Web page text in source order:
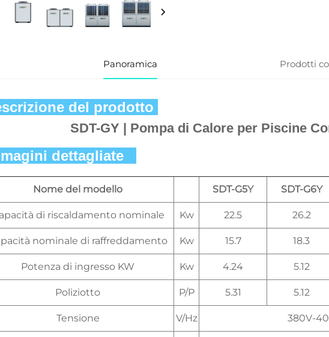
Panoramica Prodotti
del prodotto
SDT-GY | Pompa di Calore per Piscine
dettagliate
Nome del modello SDT-G5Y SDT-G6Y
di riscaldamento nominale Kw 22.5 26.2
nominale di raffreddamento Kw 15.7 18.3
Potenza di ingresso KW Kw 4.24 5.12
Poliziotto P/P 5.31 5.12
Tensione V/Hz 380V-